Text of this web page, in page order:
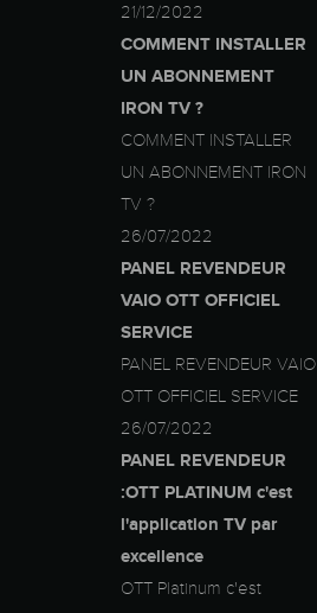
21/12/2022
COMMENT INSTALLER
UN ABONNEMENT
IRON TV ?
COMMENT INSTALLER
UN ABONNEMENT IRON
TV ?
26/07/2022
PANEL REVENDEUR
VAIO OTT OFFICIEL
SERVICE
PANEL REVENDEUR VAIO
OTT OFFICIEL SERVICE
26/07/2022
PANEL REVENDEUR
:OTT PLATINUM c'est
l'application TV par
excellence
OTT Platinum c'est